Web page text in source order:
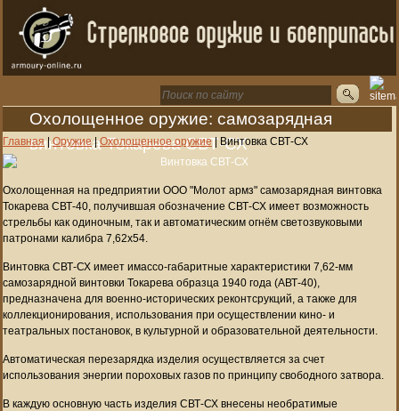
Охолощенное оружие: самозарядная
винтовка Токарева СВТ-СХ
Главная|Оружие|Охолощенное оружие|Винтовка СВТ-СХ
Охолощенная на предприятии ООО "Молот армз" самозарядная винтовка
Токарева СВТ-40, получившая обозначение СВТ-СХ имеет возможность
стрельбы как одиночным, так и автоматическим огнём светозвуковыми
патронами калибра 7,62х54.
Винтовка СВТ-СХ имеет имассо-габаритные характеристики 7,62-мм
самозарядной винтовки Токарева образца 1940 года (АВТ-40),
предназначена для военно-исторических реконтсрукций, а также для
коллекционирования, использования при осуществлении кино- и
театральных постановок, в культурной и образовательной деятельности.
Автоматическая перезарядка изделия осуществляется за счет
использования энергии пороховых газов по принципу свободного затвора.
В каждую основную часть изделия СВТ-СХ внесены необратимые